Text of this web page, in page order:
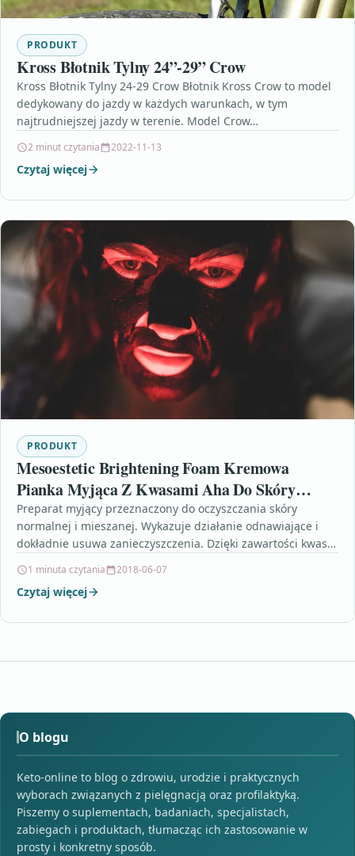
PRODUKT
Kross Błotnik Tylny 24”-29” Crow
Kross Błotnik Tylny 24-29 Crow Błotnik Kross Crow to model
dedykowany do jazdy w każdych warunkach, w tym
najtrudniejszej jazdy w terenie. Model Crow…
2 minut czytania 2022-11-13
Czytaj więcej
PRODUKT
Mesoestetic Brightening Foam Kremowa
Pianka Myjąca Z Kwasami Aha Do Skóry
Normalnej I Mieszanej 100ml
Preparat myjący przeznaczony do oczyszczania skóry
normalnej i mieszanej. Wykazuje działanie odnawiające i
dokładnie usuwa zanieczyszczenia. Dzięki zawartości kwasu
1 minuta czytania 2018-06-07
Czytaj więcej
O blogu
Keto-online to blog o zdrowiu, urodzie i praktycznych
wyborach związanych z pielęgnacją oraz profilaktyką.
Piszemy o suplementach, badaniach, specjalistach,
zabiegach i produktach, tłumacząc ich zastosowanie w
prosty i konkretny sposób.